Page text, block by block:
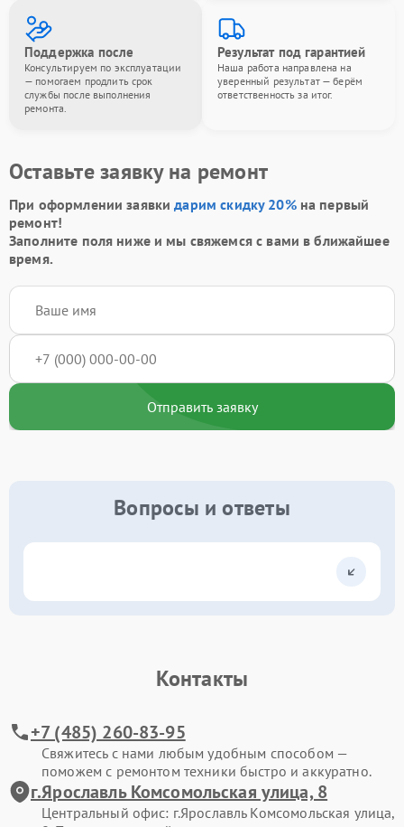
Поддержка после
Консультируем по эксплуатации
— помогаем продлить срок
службы после выполнения
ремонта.
Результат под гарантией
Наша работа направлена на
уверенный результат — берём
ответственность за итог.
Оставьте заявку на ремонт
При оформлении заявкидарим скидку 20%на первый
ремонт!
Заполните поля ниже и мы свяжемся с вами в ближайшее
время.
Отправить заявку
Вопросы и ответы
Контакты
+7 (485) 260-83-95
Свяжитесь с нами любым удобным способом —
поможем с ремонтом техники быстро и аккуратно.
г.Ярославль Комсомольская улица, 8
Центральный офис: г.Ярославль Комсомольская улица,